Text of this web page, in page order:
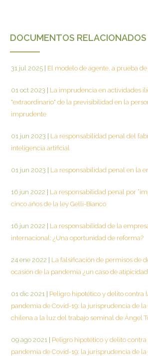
DOCUMENTOS RELACIONADOS
31 jul 2025 El modelo de agente, a prueba
01 oct 2023
La imprudencia en actividades
"extraordinario" de la previsibilidad en la
imprudente
01 jun 2023
La responsabilidad penal del
inteligencia artificial
01 jun 2023 La responsabilidad penal en la
16 jun 2022
La responsabilidad penal por
cinco años de la ley Gelli-Bianco
16 jun 2022
La responsabilidad de la
internacional: ¿Una oportunidad de reforma?
24 ene 2022
La falsificación de permisos de
ocasión de la pandemia ¿un caso de
01 dic 2021
Peligro hipotético y delito contra
pandemia de Covid-19: la jurisprudencia de
chilena a la luz del trabajo seminal de Ángel
09 ago 2021
Peligro hipotético y delito
pandemia de Covid-19: la jurisprudencia de